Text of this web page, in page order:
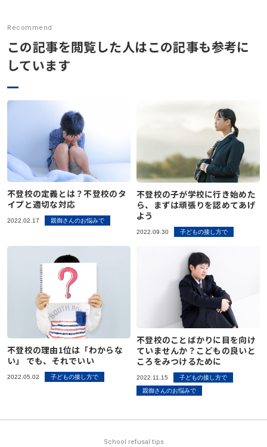
Recommend
この記事を閲覧した人はこの記事も参考に
しています
不登校の定義とは？不登校のタ
イプと適切な対応
2022.02.17 親御さんのお悩みで
不登校の子が学校に行き始めた
ら、まずは頑張りを認めてあげ
よう
2022.09.30 子どもの接し方で
不登校の理由1位は「わからな
い」 でも、それでいい
2022.05.02 子どもの接し方で
不登校のことばかりに目を向け
ていませんか？こどもの良いと
ころをみつけるために
2022.11.15
子どもの接し方で
親御さんのお悩みで
School refusal tips